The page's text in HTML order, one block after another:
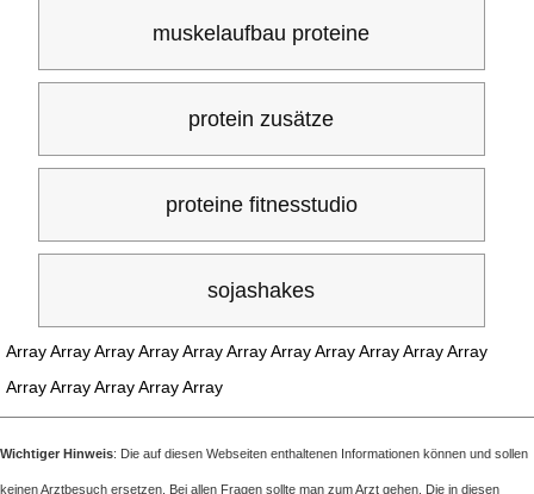
muskelaufbau proteine
protein zusätze
proteine fitnesstudio
sojashakes
Array Array Array Array Array Array Array Array Array Array Array
Array Array Array Array Array
Wichtiger Hinweis: Die auf diesen Webseiten enthaltenen Informationen können und sollen
keinen Arztbesuch ersetzen. Bei allen Fragen sollte man zum Arzt gehen. Die in diesen